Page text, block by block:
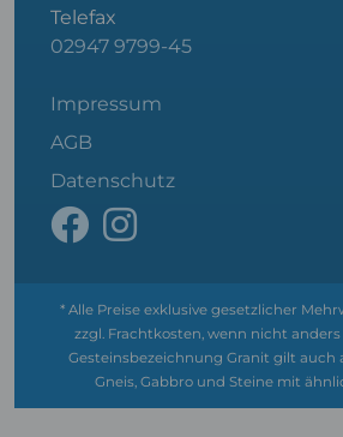
Telefax
02947 9799-45
Impressum
AGB
Datenschutz
* Alle Preise exklusive gesetzlicher
zzgl. Frachtkosten, wenn nicht
Gesteinsbezeichnung Granit gilt auch
Gneis, Gabbro und Steine mit